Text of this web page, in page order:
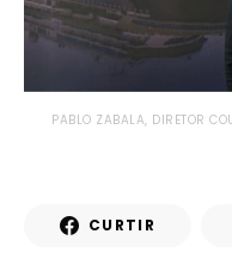
PABLO ZABALA, DIRETOR
CURTIR